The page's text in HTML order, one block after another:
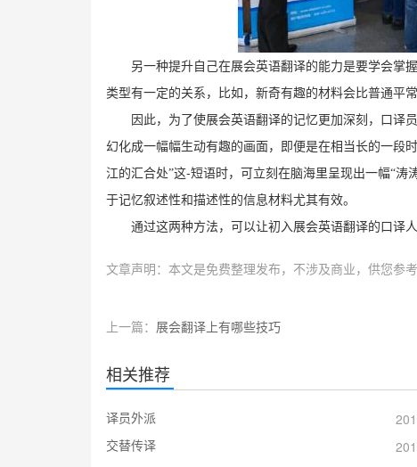
另一种提升自己在展会英语翻译的能力是要学会掌
类型有一定的关系，比如，新奇有趣的材料会比普通平常
因此，为了使展会英语翻译的记忆更加深刻，口译
幻化成一幅幅生动有趣的画面，即便是在相当长的一段
江的汇合处”这-短语时，可立刻在脑海里呈现出一幅“涛
于记忆叙述性和描述性的信息材料尤其有效。
通过这两种方法，可以让初入展会英语翻译的口译
文章声明：本文是免费整理发布，不涉及商业，供您参
上一篇： 展会翻译上有哪些技巧
相关推荐
译员外派
交替传译